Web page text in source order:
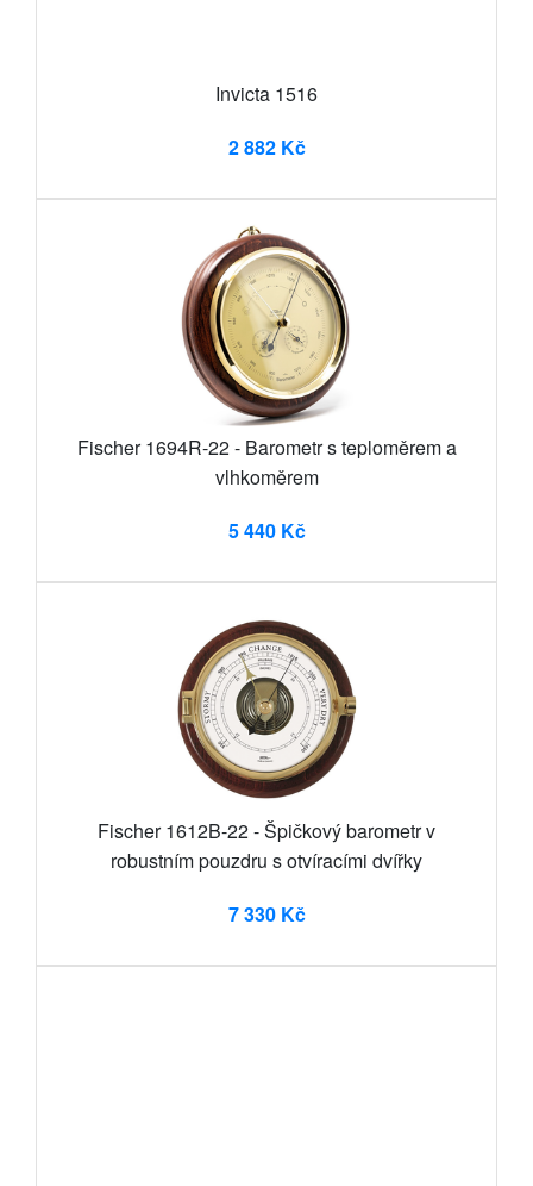
Invicta 1516
2 882 Kč
Fischer 1694R-22 - Barometr s teploměrem a
vlhkoměrem
5 440 Kč
Fischer 1612B-22 - Špičkový barometr v
robustním pouzdru s otvíracími dvířky
7 330 Kč